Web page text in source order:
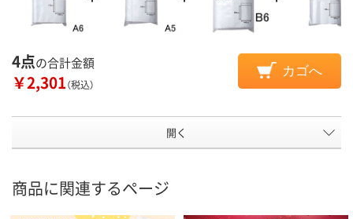
4点の合計金額
￥2,301（税込）
カゴへ
開く
商品に関連するページ